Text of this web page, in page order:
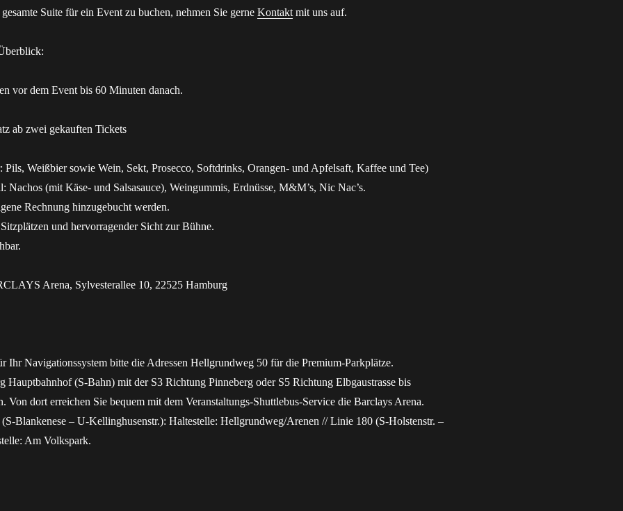
Suite für ein Event zu buchen, nehmen Sie gerne Kontaktmit uns auf.
vor dem Event bis 60 Minuten danach.
ab zwei gekauften Tickets
Pils, Weißbier sowie Wein, Sekt, Prosecco, Softdrinks, Orangen- und Apfelsaft, Kaffee und Tee)
Nachos (mit Käse- und Salsasauce), Weingummis, Erdnüsse, M&M’s, Nic Nac’s.
Rechnung hinzugebucht werden.
und hervorragender Sicht zur Bühne.
Arena, Sylvesterallee 10, 22525 Hamburg
Ihr Navigationssystem bitte die Adressen Hellgrundweg 50 für die Premium-Parkplätze.
Hauptbahnhof (S-Bahn) mit der S3 Richtung Pinneberg oder S5 Richtung Elbgaustrasse bis
Von dort erreichen Sie bequem mit dem Veranstaltungs-Shuttlebus-Service die Barclays Arena.
Blankenese – U-Kellinghusenstr.): Haltestelle: Hellgrundweg/Arenen // Linie 180 (S-Holstenstr. –
Am Volkspark.